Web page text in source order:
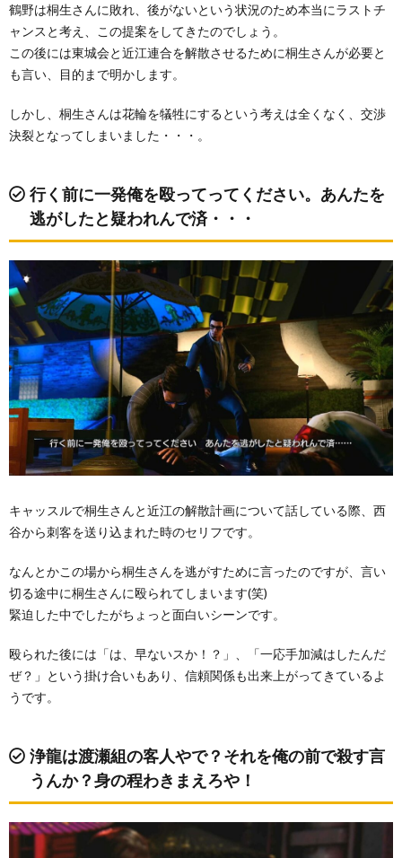
鶴野は桐生さんに敗れ、後がないという状況のため本当にラストチ
ャンスと考え、この提案をしてきたのでしょう。
この後には東城会と近江連合を解散させるために桐生さんが必要と
も言い、目的まで明かします。
しかし、桐生さんは花輪を犠牲にするという考えは全くなく、交渉
決裂となってしまいました・・・。
行く前に一発俺を殴ってってください。あんたを
逃がしたと疑われんで済・・・
キャッスルで桐生さんと近江の解散計画について話している際、西
谷から刺客を送り込まれた時のセリフです。
なんとかこの場から桐生さんを逃がすために言ったのですが、言い
切る途中に桐生さんに殴られてしまいます(笑)
緊迫した中でしたがちょっと面白いシーンです。
殴られた後には「は、早ないスか！？」、「一応手加減はしたんだ
ぜ？」という掛け合いもあり、信頼関係も出来上がってきているよ
うです。
浄龍は渡瀬組の客人やで？それを俺の前で殺す言
うんか？身の程わきまえろや！